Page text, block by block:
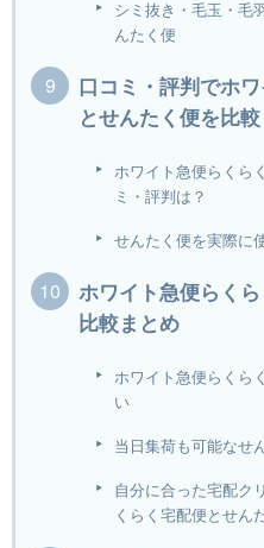
シミ抜き・毛玉・毛
んたく便
口コミ・評判でホ
とせんたく便を比較
ホワイト急便らくら
ミ・評判は？
せんたく便を実際に
ホワイト急便らく
比較まとめ
ホワイト急便らくら
い
当日集荷も可能なせ
自分に合った宅配ク
くらく宅配便とせん